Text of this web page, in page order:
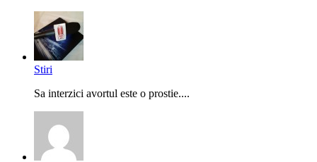
Stiri
Sa interzici avortul este o prostie....